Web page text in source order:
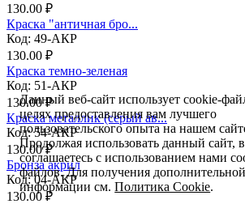
130.00 ₽
Краска "античная бро...
Код: 49-АКР
130.00 ₽
Краска темно-зеленая
Код: 51-АКР
130.00 ₽
Краска металлик (серый ав...
Код: 54-АКР
130.00 ₽
Бронза акрил
Код: 04-АКР
130.00 ₽
Данный веб-сайт использует cookie-
целях предоставления вам лучшего
пользовательского опыта на нашем
Продолжая использовать данный сайт,
соглашаетесь с использованием нами
файлов. Для получения дополнительной
информации см.Политика Cookie.